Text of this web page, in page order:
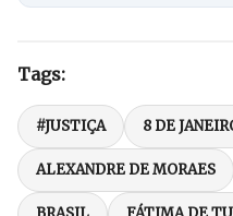
Tags:
#JUSTIÇA 8 DE
ALEXANDRE DE MORAES